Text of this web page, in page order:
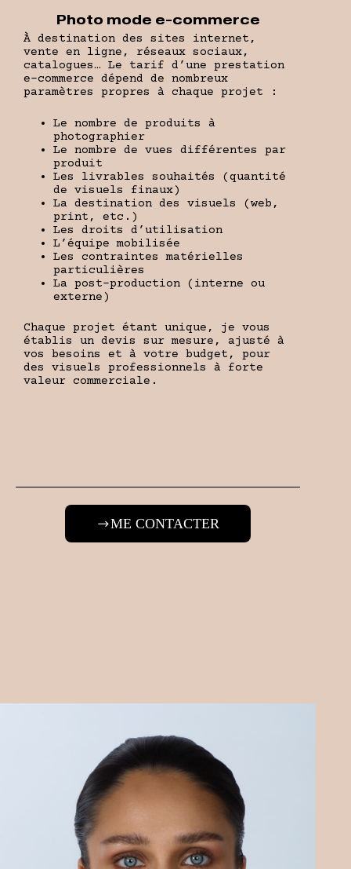
Photo mode e-commerce
À destination des sites internet,
vente en ligne, réseaux sociaux,
catalogues… Le tarif d’une prestation
e-commerce dépend de nombreux
paramètres propres à chaque projet :
Le nombre de produits à
photographier
Le nombre de vues différentes par
produit
Les livrables souhaités (quantité
de visuels finaux)
La destination des visuels (web,
print, etc.)
Les droits d’utilisation
L’équipe mobilisée
Les contraintes matérielles
particulières
La post-production (interne ou
externe)
Chaque projet étant unique, je vous
établis un devis sur mesure, ajusté à
vos besoins et à votre budget, pour
des visuels professionnels à forte
valeur commerciale.
ME CONTACTER